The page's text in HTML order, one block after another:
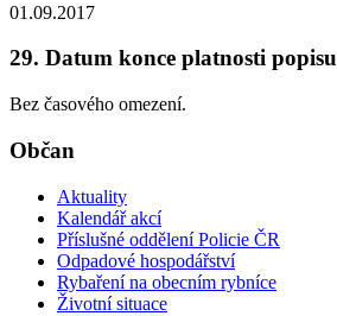
01.09.2017
29. Datum konce platnosti popisu
Bez časového omezení.
Občan
Aktuality
Kalendář akcí
Příslušné oddělení Policie ČR
Odpadové hospodářství
Rybaření na obecním rybníce
Životní situace